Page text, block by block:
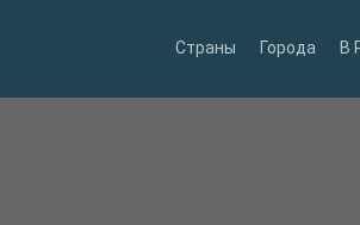
Страны Города В